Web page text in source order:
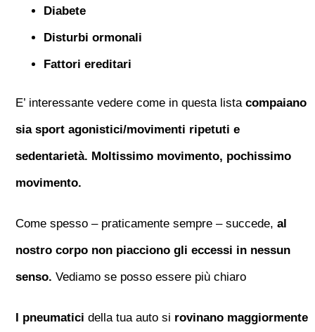
Diabete
Disturbi ormonali
Fattori ereditari
E’ interessante vedere come in questa listacompaiano
sia sport agonistici/movimenti ripetuti e
sedentarietà. Moltissimo movimento, pochissimo
movimento.
Come spesso – praticamente sempre – succede,al
nostro corpo non piacciono gli eccessi in nessun
senso.Vediamo se posso essere più chiaro
I pneumaticidella tua auto si rovinano maggiormente